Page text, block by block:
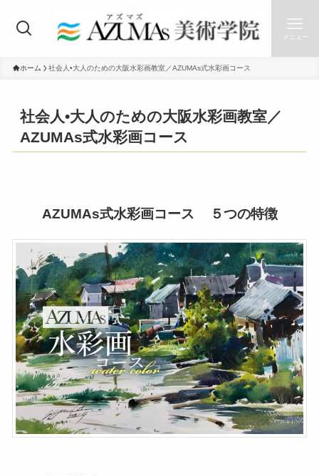
メニュー
ホーム 社会人•大人のための大阪水彩画教室／AZUMAs式水彩画コース
社会人•大人のための大阪水彩画教室／
AZUMAs式水彩画コース
AZUMAs式水彩画コース ５つの特徴